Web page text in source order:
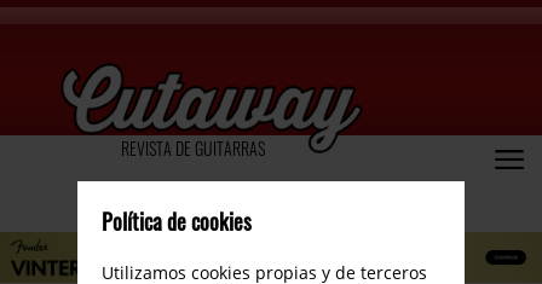
REVISTA DE GUITARRAS
Política de cookies
Utilizamos cookies propias y de terceros